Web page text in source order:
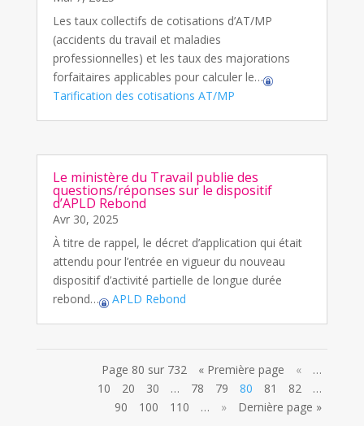
Les taux collectifs de cotisations d’AT/MP
(accidents du travail et maladies
professionnelles) et les taux des majorations
forfaitaires applicables pour calculer le…
Tarification des cotisations AT/MP
Le ministère du Travail publie des
questions/réponses sur le dispositif
d’APLD Rebond
Avr 30, 2025
À titre de rappel, le décret d’application qui était
attendu pour l’entrée en vigueur du nouveau
dispositif d’activité partielle de longue durée
rebond…
APLD Rebond
Page 80 sur 732 « Première page «
…
10
20 30 … 78 79 80 81 82
…
90
100 110 … » Dernière page »